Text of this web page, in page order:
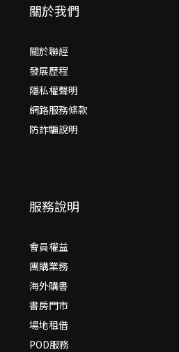
關於我們
關於聯經
發展歷程
隱私權聲明
網路服務條款
防詐騙說明
服務說明
會員權益
團購業務
海外購書
書房門市
場地租借
POD服務